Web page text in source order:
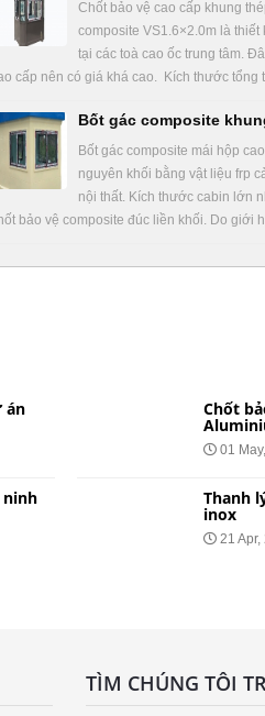
Chốt bảo vệ cao cấp khung
composite VS1.6×2.0m là thiết
tại các toà cao ốc trung tâm.
cấp nên có giá khá cao. Kích thước tổng
Bốt gác composite
Bốt gác composite mái hộp
nguyên khối bằng vật liệu frp
nội thất. Kích thước cabin lớn
bảo vệ composite đúc liền khối. Do giới
án
ninh
Chốt
01
Thanh
inox
21 Apr,
TÌM CHÚNG TÔI